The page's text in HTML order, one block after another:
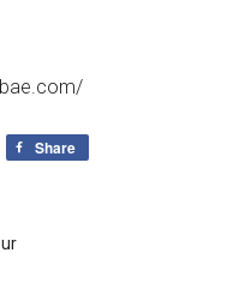
Share